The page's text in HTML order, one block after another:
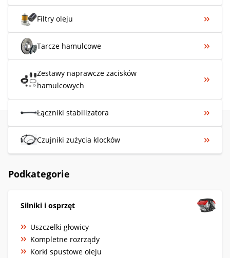
Filtry oleju
Tarcze hamulcowe
Zestawy naprawcze zacisków
hamulcowych
Łączniki stabilizatora
Czujniki zużycia klocków
Podkategorie
Silniki i osprzęt
Uszczelki głowicy
Kompletne rozrządy
Korki spustowe oleju